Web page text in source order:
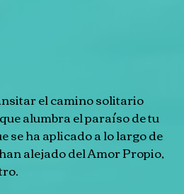
el camino solitario
alumbra el paraíso de tu
se ha aplicado a lo largo de
alejado del Amor Propio,